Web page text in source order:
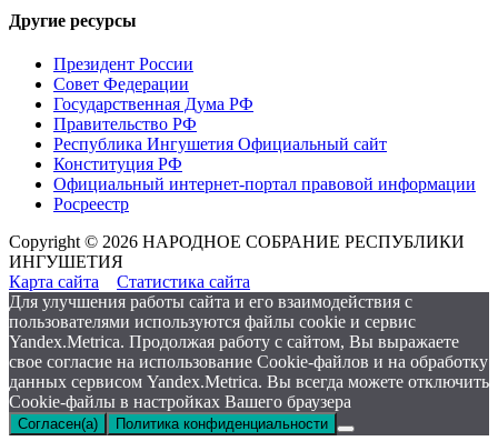
Другие ресурсы
Президент России
Совет Федерации
Государственная Дума РФ
Правительство РФ
Республика Ингушетия Официальный сайт
Конституция РФ
Официальный интернет-портал правовой информации
Росреестр
Copyright © 2026 НАРОДНОЕ СОБРАНИЕ РЕСПУБЛИКИ
ИНГУШЕТИЯ
Карта сайта
Статистика сайта
Для улучшения работы сайта и его взаимодействия с
пользователями используются файлы cookie и сервис
Yandex.Metrica. Продолжая работу с сайтом, Вы выражаете
свое согласие на использование Cookie-файлов и на обработку
данных сервисом Yandex.Metrica. Вы всегда можете отключить
Cookie-файлы в настройках Вашего браузера
Согласен(а) Политика конфиденциальности